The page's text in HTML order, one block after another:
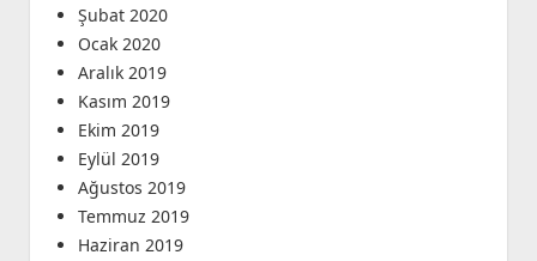
Şubat 2020
Ocak 2020
Aralık 2019
Kasım 2019
Ekim 2019
Eylül 2019
Ağustos 2019
Temmuz 2019
Haziran 2019